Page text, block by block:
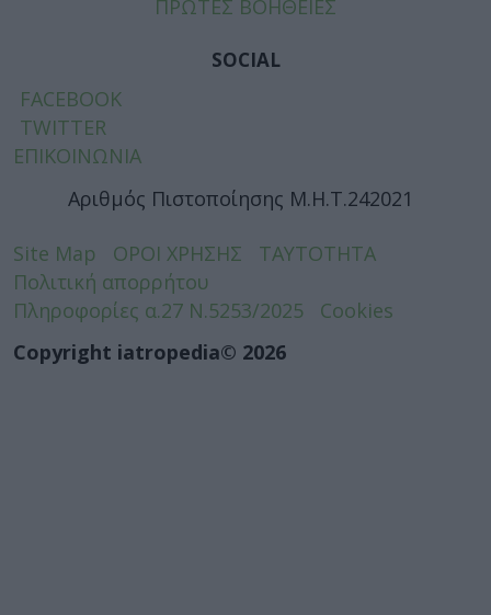
ΠΡΩΤΕΣ ΒΟΗΘΕΙΕΣ
SOCIAL
FACEBOOK
TWITTER
ΕΠΙΚΟΙΝΩΝΙΑ
Αριθμός Πιστοποίησης Μ.Η.Τ.242021
Site Map ΟΡΟΙ ΧΡΗΣΗΣ
ΤΑΥΤΟΤΗΤΑ
Πολιτική απορρήτου
Πληροφορίες α.27 Ν.5253/2025
Cookies
Copyright iatropedia© 2026